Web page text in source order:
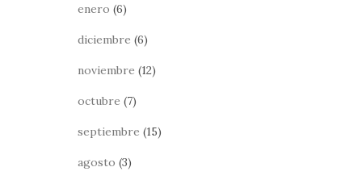
enero (6)
diciembre (6)
noviembre (12)
octubre (7)
septiembre (15)
agosto (3)